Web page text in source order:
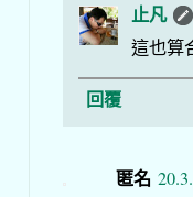
止凡
這也算
回覆
匿名